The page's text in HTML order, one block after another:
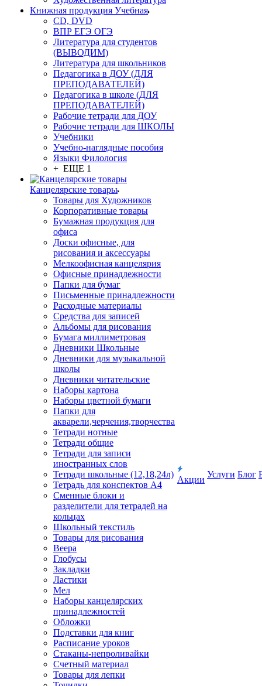
Книжная продукция Учебная
CD, DVD
ВПР ЕГЭ ОГЭ
Литература для студентов
(ВЫВОДИМ)
Литература для школьников
Педагогика в ДОУ (ДЛЯ
ПРЕПОДАВАТЕЛЕЙ)
Педагогика в школе (ДЛЯ
ПРЕПОДАВАТЕЛЕЙ)
Рабочие тетради для ДОУ
Рабочие тетради для ШКОЛЫ
Учебники
Учебно-наглядные пособия
Языки Филология
+ ЕЩЕ 1
Канцелярские товары
Товары для Художников
Корпоративные товары
Бумажная продукция для
офиса
Доски офисные, для
рисования и аксессуары
Мелкоофисная канцелярия
Офисные принадлежности
Папки для бумаг
Письменные принадлежности
Расходные материалы
Средства для записей
Альбомы для рисования
Бумага миллиметровая
Дневники Школьные
Дневники для музыкальной
школы
Дневники читательские
Наборы картона
Наборы цветной бумаги
Папки для
акварели,черчения,творчества
Тетради нотные
Тетради общие
Тетради для записи
иностранных слов
Тетради школьные (12,18,24л)
Тетрадь для конспектов А4
Сменные блоки и
разделители для тетрадей на
кольцах
Школьный текстиль
Товары для рисования
Веера
Глобусы
Закладки
Ластики
Мел
Наборы канцелярских
принадлежностей
Обложки
Подставки для книг
Расписание уроков
Стаканы-непроливайки
Счетный материал
Товары для лепки
Акции
Услуги Блог